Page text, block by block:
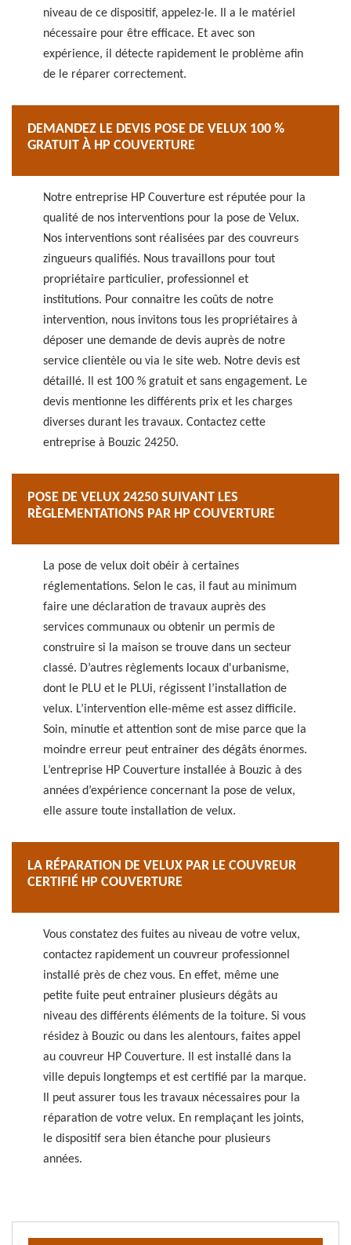
niveau de ce dispositif, appelez-le. Il a le matériel
nécessaire pour être efficace. Et avec son
expérience, il détecte rapidement le problème afin
de le réparer correctement.
DEMANDEZ LE DEVIS POSE DE VELUX 100 %
GRATUIT À HP COUVERTURE
Notre entreprise HP Couverture est réputée pour la
qualité de nos interventions pour la pose de Velux.
Nos interventions sont réalisées par des couvreurs
zingueurs qualifiés. Nous travaillons pour tout
propriétaire particulier, professionnel et
institutions. Pour connaitre les coûts de notre
intervention, nous invitons tous les propriétaires à
déposer une demande de devis auprès de notre
service clientèle ou via le site web. Notre devis est
détaillé. Il est 100 % gratuit et sans engagement. Le
devis mentionne les différents prix et les charges
diverses durant les travaux. Contactez cette
entreprise à Bouzic 24250.
POSE DE VELUX 24250 SUIVANT LES
RÈGLEMENTATIONS PAR HP COUVERTURE
La pose de velux doit obéir à certaines
réglementations. Selon le cas, il faut au minimum
faire une déclaration de travaux auprès des
services communaux ou obtenir un permis de
construire si la maison se trouve dans un secteur
classé. D’autres règlements locaux d'urbanisme,
dont le PLU et le PLUi, régissent l’installation de
velux. L’intervention elle-même est assez difficile.
Soin, minutie et attention sont de mise parce que la
moindre erreur peut entrainer des dégâts énormes.
L’entreprise HP Couverture installée à Bouzic à des
années d’expérience concernant la pose de velux,
elle assure toute installation de velux.
LA RÉPARATION DE VELUX PAR LE COUVREUR
CERTIFIÉ HP COUVERTURE
Vous constatez des fuites au niveau de votre velux,
contactez rapidement un couvreur professionnel
installé près de chez vous. En effet, même une
petite fuite peut entrainer plusieurs dégâts au
niveau des différents éléments de la toiture. Si vous
résidez à Bouzic ou dans les alentours, faites appel
au couvreur HP Couverture. Il est installé dans la
ville depuis longtemps et est certifié par la marque.
Il peut assurer tous les travaux nécessaires pour la
réparation de votre velux. En remplaçant les joints,
le dispositif sera bien étanche pour plusieurs
années.